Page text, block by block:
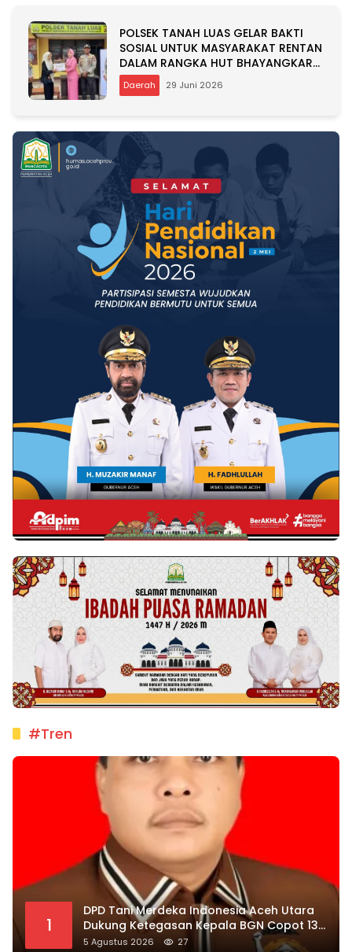
POLSEK TANAH LUAS GELAR BAKTI
SOSIAL UNTUK MASYARAKAT RENTAN
DALAM RANGKA HUT BHAYANGKARA
KE-80
Daerah 29 Juni 2026
#Tren
1
DPD Tani Merdeka Indonesia Aceh Utara
Dukung Ketegasan Kepala BGN Copot 137
Kepala SPPG
5 Agustus 2026 27